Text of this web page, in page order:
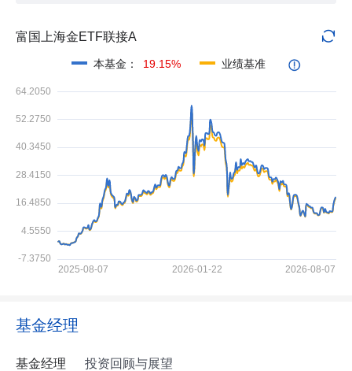
富国上海金ETF联接A
本基金 ： 19.15% 业绩基准
基金经理
基金经理 投资回顾与展望